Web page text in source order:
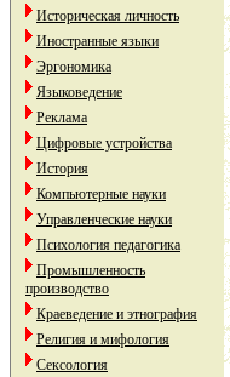
Историческая личность
Иностранные языки
Эргономика
Языковедение
Реклама
Цифровые устройства
История
Компьютерные науки
Управленческие науки
Психология педагогика
Промышленность
производство
Краеведение и этнография
Религия и мифология
Сексология